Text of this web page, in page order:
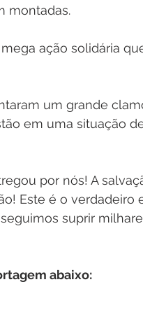
montadas.
ação solidária
um grande
em uma situação
por nós! A
Este é o verdadeiro
suprir
abaixo: